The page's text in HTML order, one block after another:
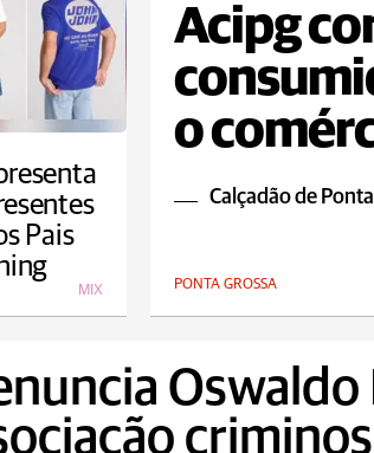
Acipg
o
Calçadão de
PONTA GROSSA
Pais
MIX